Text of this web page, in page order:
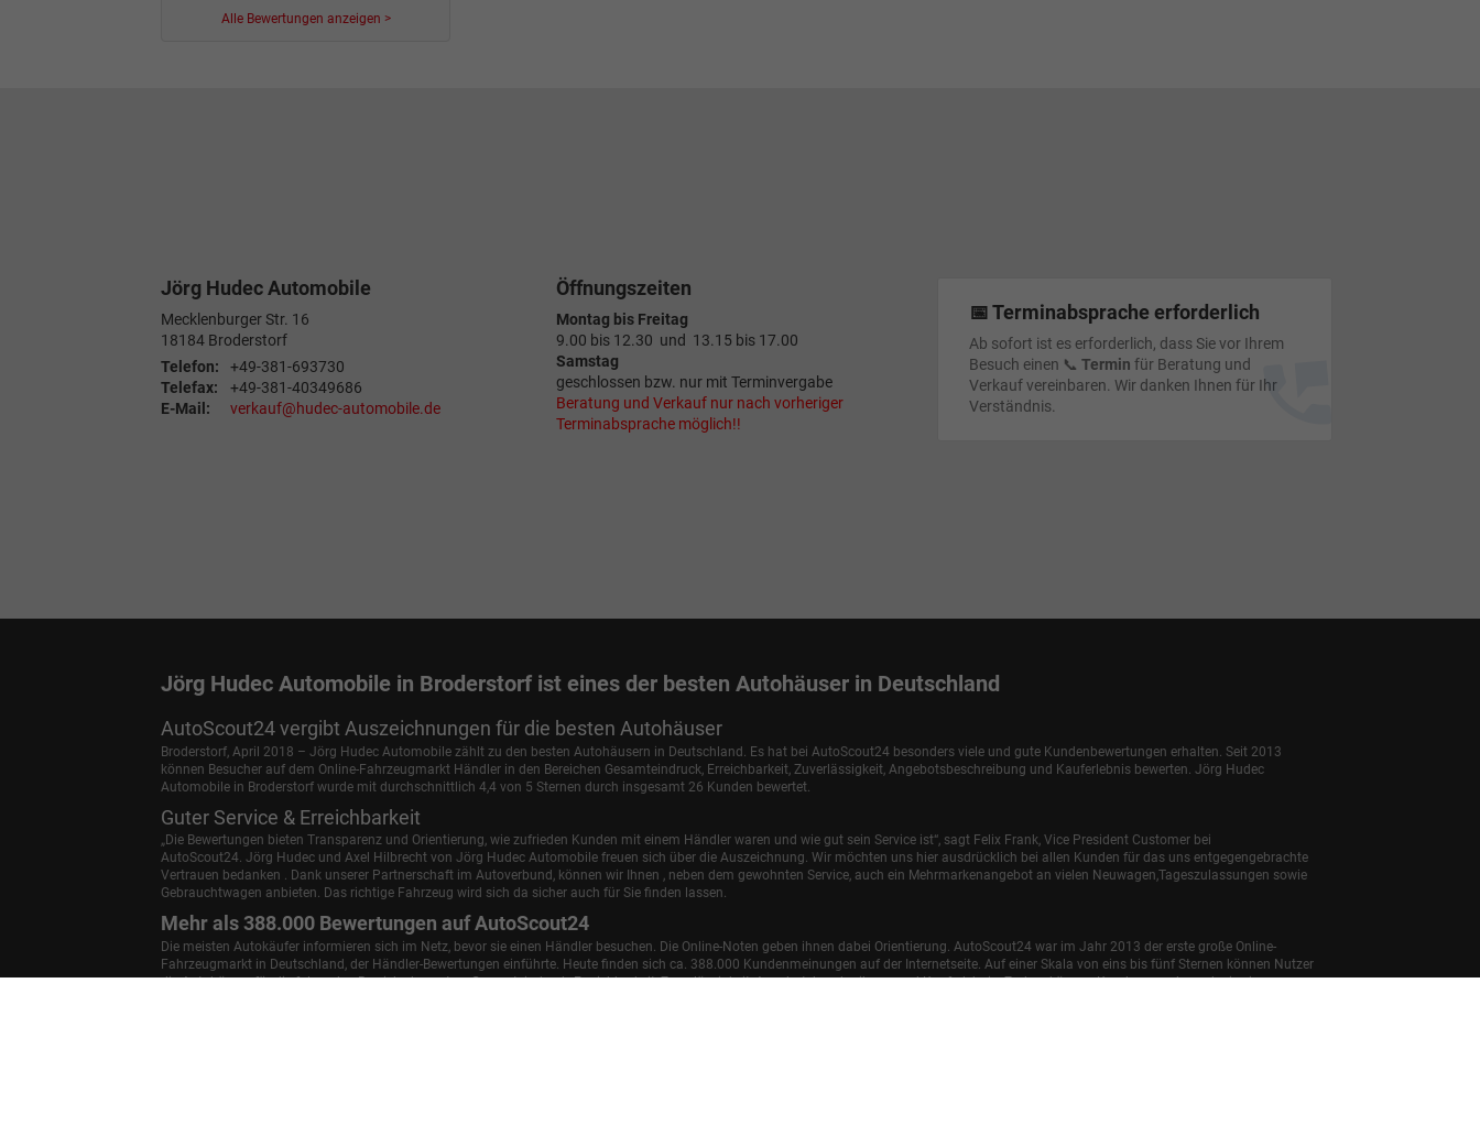
Alle Bewertungen anzeigen >
Jörg Hudec Automobile
Mecklenburger Str. 16
18184 Broderstorf
Telefon:
+49-381-693730
Telefax:
+49-381-40349686
E-Mail:
verkauf@hudec-automobile.de
Öffnungszeiten
Montag bis Freitag
9.00 bis 12.30 und 13.15 bis 17.00
Samstag
geschlossen bzw. nur mit Terminvergabe
Beratung und Verkauf nur nach vorheriger
Terminabsprache möglich!!
📅 Terminabsprache erforderlich
Ab sofort ist es erforderlich, dass Sie vor Ihrem
Besuch einen 📞Termin für Beratung und
Verkauf vereinbaren. Wir danken Ihnen für Ihr
Verständnis.
Jörg Hudec Automobile in Broderstorf ist eines der besten Autohäuser in Deutschland
AutoScout24 vergibt Auszeichnungen für die besten Autohäuser
Broderstorf, April 2018 – Jörg Hudec Automobile zählt zu den besten Autohäusern in Deutschland. Es hat bei AutoScout24 besonders viele und gute Kundenbewertungen erhalten. Seit 2013
können Besucher auf dem Online-Fahrzeugmarkt Händler in den Bereichen Gesamteindruck, Erreichbarkeit, Zuverlässigkeit, Angebotsbeschreibung und Kauferlebnis bewerten. Jörg Hudec
Automobile in Broderstorf wurde mit durchschnittlich 4,4 von 5 Sternen durch insgesamt 26 Kunden bewertet.
Guter Service & Erreichbarkeit
„Die Bewertungen bieten Transparenz und Orientierung, wie zufrieden Kunden mit einem Händler waren und wie gut sein Service ist“, sagt Felix Frank, Vice President Customer bei
AutoScout24. Jörg Hudec und Axel Hilbrecht von Jörg Hudec Automobile freuen sich über die Auszeichnung. Wir möchten uns hier ausdrücklich bei allen Kunden für das uns entgegengebrachte
Vertrauen bedanken . Dank unserer Partnerschaft im Autoverbund, können wir Ihnen , neben dem gewohnten Service, auch ein Mehrmarkenangebot an vielen Neuwagen,Tageszulassungen sowie
Gebrauchtwagen anbieten. Das richtige Fahrzeug wird sich da sicher auch für Sie finden lassen.
Mehr als 388.000 Bewertungen auf AutoScout24
Die meisten Autokäufer informieren sich im Netz, bevor sie einen Händler besuchen. Die Online-Noten geben ihnen dabei Orientierung. AutoScout24 war im Jahr 2013 der erste große Online-
Fahrzeugmarkt in Deutschland, der Händler-Bewertungen einführte. Heute finden sich ca. 388.000 Kundenmeinungen auf der Internetseite. Auf einer Skala von eins bis fünf Sternen können Nutzer
die Autohäuser für die folgenden Bereiche bewerten: Gesamteindruck, Erreichbarkeit, Zuverlässigkeit, Angebotsbeschreibung und Kauferlebnis. Zudem können Kunden angeben, ob sie ein